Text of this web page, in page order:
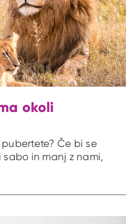
okoli
Če bi se
in manj z nami,